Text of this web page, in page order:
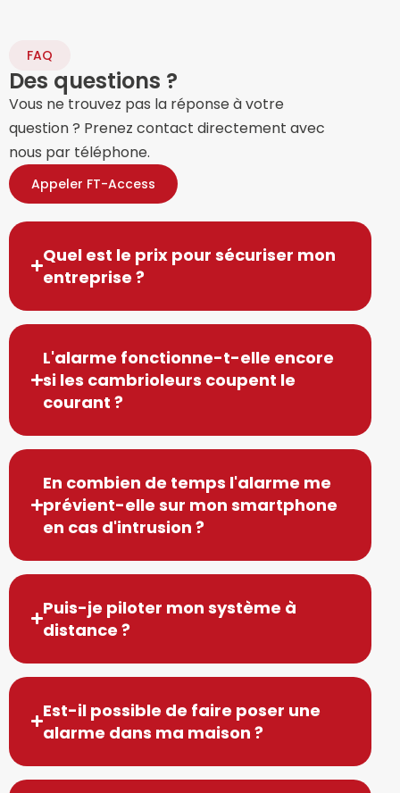
FAQ
Des questions ?​
Vous ne trouvez pas la réponse à votre
question ? Prenez contact directement avec
nous par téléphone.
Appeler FT-Access
Quel est le prix pour sécuriser mon
entreprise ?
L'alarme fonctionne-t-elle encore
si les cambrioleurs coupent le
courant ?
En combien de temps l'alarme me
prévient-elle sur mon smartphone
en cas d'intrusion ?
Puis-je piloter mon système à
distance ?
Est-il possible de faire poser une
alarme dans ma maison ?